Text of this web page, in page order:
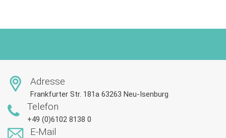
Adresse
Frankfurter Str. 181a 63263 Neu-Isenburg
Telefon
+49 (0)6102 8138 0
E-Mail